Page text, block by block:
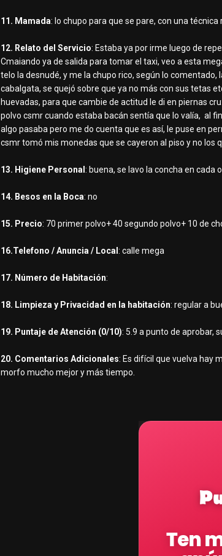
11. Mamada: lo chupo para que se pare, con una
12. Relato del Servicio: Estaba ya por irme luego de
Cmaiando ya de salida para tomar el taxi, veo a esta
telo la desnudé, y me la chupo rico, según lo
cabalgata, se quejó sobre que ya no más con sus tetas
huevadas, para que cambie de actitud le di en piernas
polvo csmr cuando estaba bacán sentía que lo valía, al
algo pasaba pero me do cuenta que es así, le puse en
csmr tomó mis monedas que se cayeron al piso y no los
13. Higiene Personal : buena, se lavo la concha en cada
14. Besos en la Boca: no
15. Precio: 70 primer polvo+ 40 segundo polvo+ 10 de
16.Telefono / Anuncia / Local : calle mega
17. Número de Habitación:
18. Limpieza y Privacidad en la habitación: regular a
19. Puntaje de Atención (0/10): 5.9 a punto de aprobar,
20. Comentarios Adicionales: Es difícil que vuelva hay
morfo mucho mejor y más tiempo.